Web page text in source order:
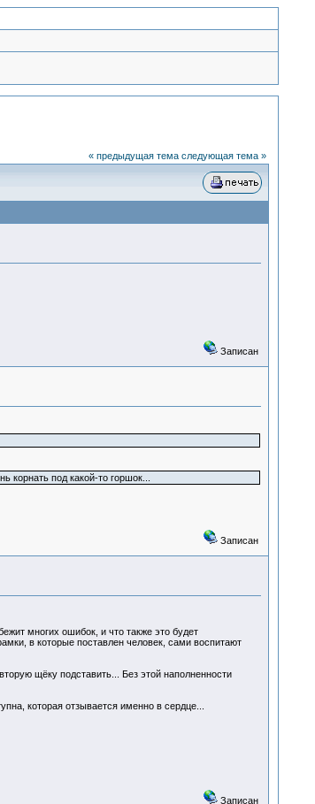
« предыдущая тема следующая тема »
Записан
корнать под какой-то горшок...
Записан
многих ошибок, и что также это будет
в которые поставлен человек, сами воспитают
щёку подставить... Без этой наполненности
которая отзывается именно в сердце...
Записан